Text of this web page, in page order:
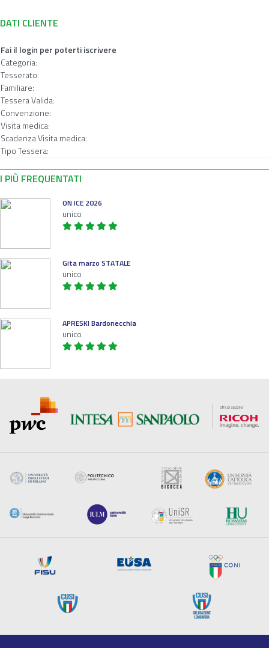
DATI CLIENTE
Fai il login per poterti iscrivere
Categoria:
Tesserato:
Familiare:
Tessera Valida:
Convenzione:
Visita medica:
Scadenza Visita medica:
Tipo Tessera:
I PIÙ FREQUENTATI
ON ICE 2026
unico
Gita marzo STATALE
unico
APRESKI Bardonecchia
unico